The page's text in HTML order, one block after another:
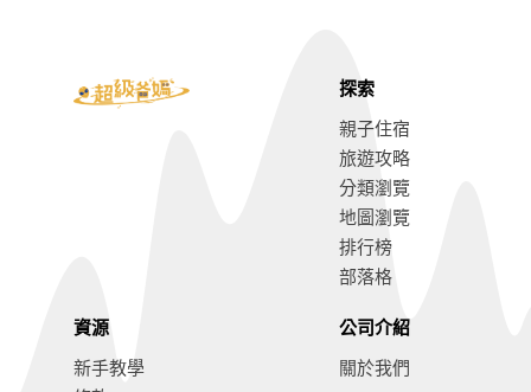
探索
親子住宿
旅遊攻略
分類瀏覽
地圖瀏覽
排行榜
部落格
資源
新手教學
公司介紹
關於我們